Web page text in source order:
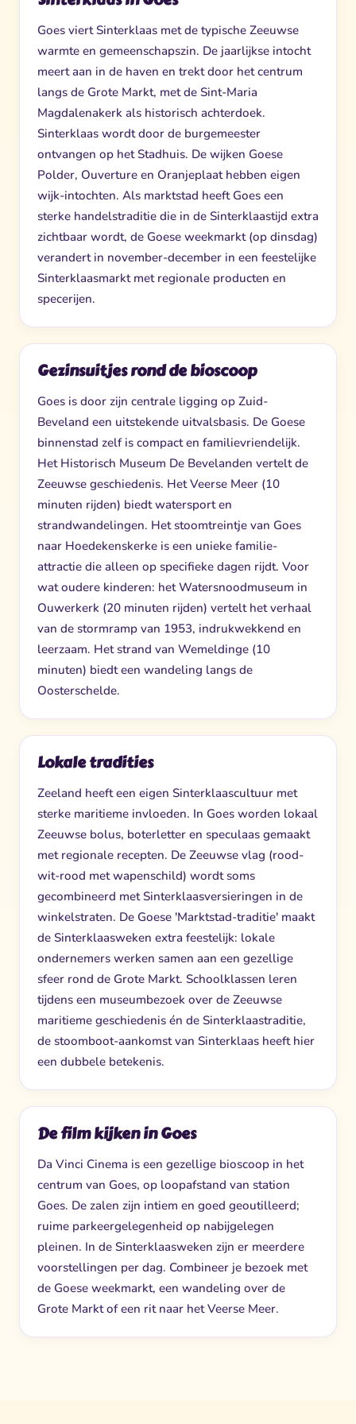
Goes viert Sinterklaas met de typische Zeeuwse
warmte en gemeenschapszin. De jaarlijkse intocht
meert aan in de haven en trekt door het centrum
langs de Grote Markt, met de Sint-Maria
Magdalenakerk als historisch achterdoek.
Sinterklaas wordt door de burgemeester
ontvangen op het Stadhuis. De wijken Goese
Polder, Ouverture en Oranjeplaat hebben eigen
wijk-intochten. Als marktstad heeft Goes een
sterke handelstraditie die in de Sinterklaastijd extra
zichtbaar wordt, de Goese weekmarkt (op dinsdag)
verandert in november-december in een feestelijke
Sinterklaasmarkt met regionale producten en
specerijen.
Gezinsuitjes rond de bioscoop
Goes is door zijn centrale ligging op Zuid-
Beveland een uitstekende uitvalsbasis. De Goese
binnenstad zelf is compact en familievriendelijk.
Het Historisch Museum De Bevelanden vertelt de
Zeeuwse geschiedenis. Het Veerse Meer (10
minuten rijden) biedt watersport en
strandwandelingen. Het stoomtreintje van Goes
naar Hoedekenskerke is een unieke familie-
attractie die alleen op specifieke dagen rijdt. Voor
wat oudere kinderen: het Watersnoodmuseum in
Ouwerkerk (20 minuten rijden) vertelt het verhaal
van de stormramp van 1953, indrukwekkend en
leerzaam. Het strand van Wemeldinge (10
minuten) biedt een wandeling langs de
Oosterschelde.
Lokale tradities
Zeeland heeft een eigen Sinterklaascultuur met
sterke maritieme invloeden. In Goes worden lokaal
Zeeuwse bolus, boterletter en speculaas gemaakt
met regionale recepten. De Zeeuwse vlag (rood-
wit-rood met wapenschild) wordt soms
gecombineerd met Sinterklaasversieringen in de
winkelstraten. De Goese 'Marktstad-traditie' maakt
de Sinterklaasweken extra feestelijk: lokale
ondernemers werken samen aan een gezellige
sfeer rond de Grote Markt. Schoolklassen leren
tijdens een museumbezoek over de Zeeuwse
maritieme geschiedenis én de Sinterklaastraditie,
de stoomboot-aankomst van Sinterklaas heeft hier
een dubbele betekenis.
De film kijken in Goes
Da Vinci Cinema is een gezellige bioscoop in het
centrum van Goes, op loopafstand van station
Goes. De zalen zijn intiem en goed geoutilleerd;
ruime parkeergelegenheid op nabijgelegen
pleinen. In de Sinterklaasweken zijn er meerdere
voorstellingen per dag. Combineer je bezoek met
de Goese weekmarkt, een wandeling over de
Grote Markt of een rit naar het Veerse Meer.